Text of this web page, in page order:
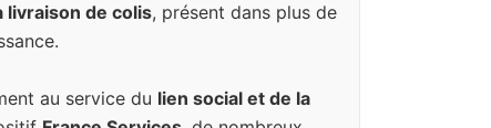
livraison de colis, présent dans plus de
au service du lien social et de la